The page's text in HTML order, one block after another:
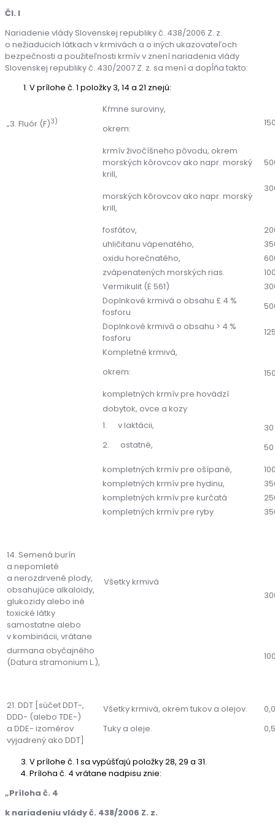
Čl. I
Nariadenie vlády Slovenskej republiky č. 438/2006 Z. z.
o nežiaducich látkach v krmivách a o iných ukazovateľoch
bezpečnosti a použiteľnosti krmív v znení nariadenia vlády
Slovenskej republiky č. 430/2007 Z. z. sa mení a dopĺňa takto:
V prílohe č. 1 položky 3, 14 a 21 znejú:
„3. Fluór (F)3)
Kŕmne suroviny,
okrem:
krmív živočíšneho pôvodu, okrem
morských kôrovcov ako napr. morský
krill,
morských kôrovcov ako napr. morský
krill,
fosfátov,
uhličitanu vápenatého,
oxidu horečnatého,
zvápenatených morských rias.
Vermikulit (E 561)
Doplnkové krmivá o obsahu £ 4 %
fosforu
Doplnkové krmivá o obsahu > 4 %
fosforu
Kompletné krmivá,
okrem:
kompletných krmív pre hovädzí
dobytok, ovce a kozy
30
50
1. v laktácii,
2. ostatné,
kompletných krmív pre ošípané,
kompletných krmív pre hydinu,
kompletných krmív pre kurčatá
kompletných krmív pre ryby
14. Semená burín
a nepomleté
a nerozdrvené plody,
obsahujúce alkaloidy,
glukozidy alebo iné
toxické látky
samostatne alebo
v kombinácii, vrátane
Všetky krmivá
durmana obyčajného
(Datura stramonium L.),
21. DDT [súčet DDT-,
DDD- (alebo TDE-)
a DDE- izomérov
vyjadrený ako DDT]
Všetky krmivá, okrem tukov a olejov.
Tuky a oleje.
V prílohe č. 1 sa vypúšťajú položky 28, 29 a 31.
Príloha č. 4 vrátane nadpisu znie:
„Príloha č. 4
k nariadeniu vlády č. 438/2006 Z. z.